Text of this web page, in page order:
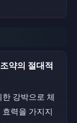
약의 절대적
강박으로 체
력을 가지지